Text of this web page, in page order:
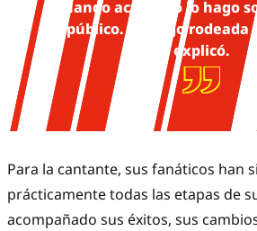
“Cuando actúo, no lo hago
un público. Lo hago
explicó.
Para la cantante, sus fanáticos han
prácticamente todas las etapas de
acompañado sus éxitos, sus